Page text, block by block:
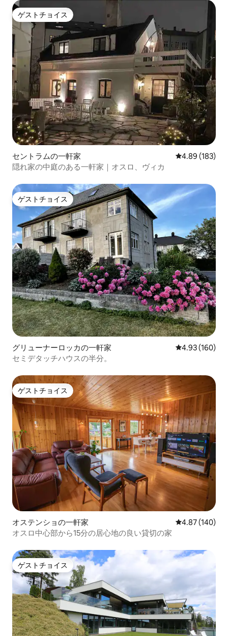
ゲストチョイス
ゲストチョイス
セントラムの一軒家 レビュー183
4.89 (183)
隠れ家の中庭のある一軒家｜オスロ、ヴィカ
ゲストチョイス
ゲストチョイス
グリューナーロッカの一軒家 レビュー160
4.93 (160)
セミデタッチハウスの半分。
ゲストチョイス
ゲストチョイス
オステンショの一軒家 レビュー140
4.87 (140)
オスロ中心部から15分の居心地の良い貸切の家
ゲストチョイス
ゲストチョイス